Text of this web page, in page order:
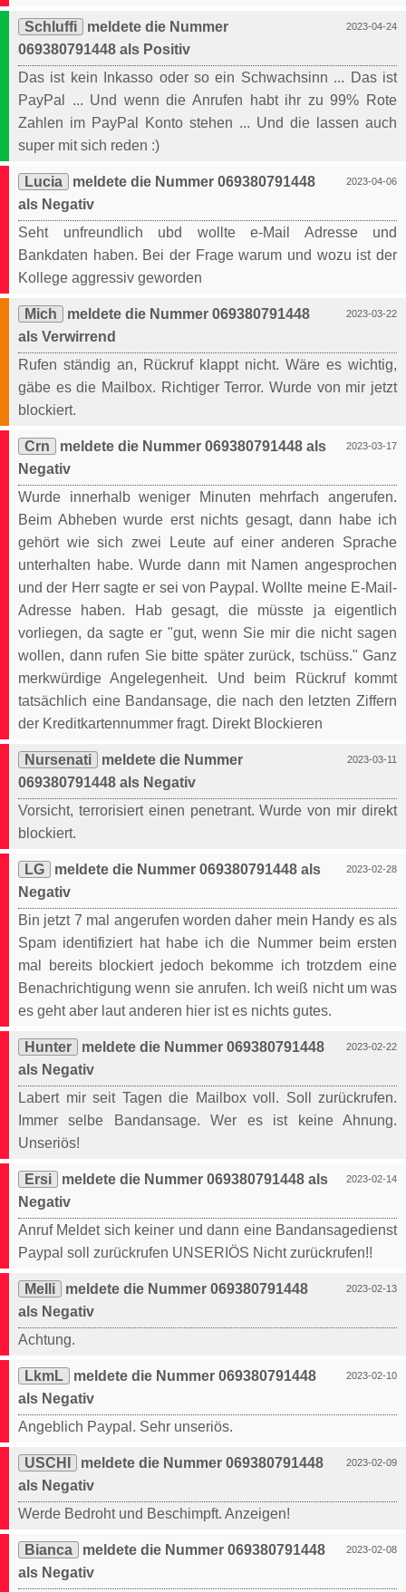
2023-04-24
Schluffi
meldete die Nummer
069380791448 als Positiv
Das ist kein Inkasso oder so ein Schwachsinn ... Das ist
PayPal ... Und wenn die Anrufen habt ihr zu 99% Rote
Zahlen im PayPal Konto stehen ... Und die lassen auch
super mit sich reden :)
2023-04-06
Lucia
meldete die Nummer 069380791448
als Negativ
Seht unfreundlich ubd wollte e-Mail Adresse und
Bankdaten haben. Bei der Frage warum und wozu ist der
Kollege aggressiv geworden
2023-03-22
Mich
meldete die Nummer 069380791448
als Verwirrend
Rufen ständig an, Rückruf klappt nicht. Wäre es wichtig,
gäbe es die Mailbox. Richtiger Terror. Wurde von mir jetzt
blockiert.
2023-03-17
Crn
meldete die Nummer 069380791448 als
Negativ
Wurde innerhalb weniger Minuten mehrfach angerufen.
Beim Abheben wurde erst nichts gesagt, dann habe ich
gehört wie sich zwei Leute auf einer anderen Sprache
unterhalten habe. Wurde dann mit Namen angesprochen
und der Herr sagte er sei von Paypal. Wollte meine E-Mail-
Adresse haben. Hab gesagt, die müsste ja eigentlich
vorliegen, da sagte er "gut, wenn Sie mir die nicht sagen
wollen, dann rufen Sie bitte später zurück, tschüss." Ganz
merkwürdige Angelegenheit. Und beim Rückruf kommt
tatsächlich eine Bandansage, die nach den letzten Ziffern
der Kreditkartennummer fragt. Direkt Blockieren
2023-03-11
Nursenati
meldete die Nummer
069380791448 als Negativ
Vorsicht, terrorisiert einen penetrant. Wurde von mir direkt
blockiert.
2023-02-28
LG
meldete die Nummer 069380791448 als
Negativ
Bin jetzt 7 mal angerufen worden daher mein Handy es als
Spam identifiziert hat habe ich die Nummer beim ersten
mal bereits blockiert jedoch bekomme ich trotzdem eine
Benachrichtigung wenn sie anrufen. Ich weiß nicht um was
es geht aber laut anderen hier ist es nichts gutes.
2023-02-22
Hunter
meldete die Nummer 069380791448
als Negativ
Labert mir seit Tagen die Mailbox voll. Soll zurückrufen.
Immer selbe Bandansage. Wer es ist keine Ahnung.
Unseriös!
2023-02-14
Ersi
meldete die Nummer 069380791448 als
Negativ
Anruf Meldet sich keiner und dann eine Bandansagedienst
Paypal soll zurückrufen UNSERIÖS Nicht zurückrufen!!
2023-02-13
Melli
meldete die Nummer 069380791448
als Negativ
Achtung.
2023-02-10
LkmL
meldete die Nummer 069380791448
als Negativ
Angeblich Paypal. Sehr unseriös.
2023-02-09
USCHI
meldete die Nummer 069380791448
als Negativ
Werde Bedroht und Beschimpft. Anzeigen!
2023-02-08
Bianca
meldete die Nummer 069380791448
als Negativ